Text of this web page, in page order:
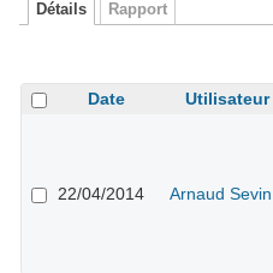
Détails Rapport
Date Utilisateur
22/04/2014 Arnaud Sevin